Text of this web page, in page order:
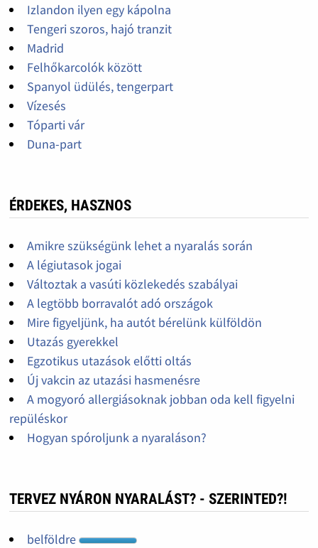
Izlandon ilyen egy kápolna
Tengeri szoros, hajó tranzit
Madrid
Felhőkarcolók között
Spanyol üdülés, tengerpart
Vízesés
Tóparti vár
Duna-part
ÉRDEKES, HASZNOS
Amikre szükségünk lehet a nyaralás során
A légiutasok jogai
Változtak a vasúti közlekedés szabályai
A legtöbb borravalót adó országok
Mire figyeljünk, ha autót bérelünk külföldön
Utazás gyerekkel
Egzotikus utazások előtti oltás
Új vakcin az utazási hasmenésre
A mogyoró allergiásoknak jobban oda kell figyelni
repüléskor
Hogyan spóroljunk a nyaraláson?
TERVEZ NYÁRON NYARALÁST? - SZERINTED?!
belföldre